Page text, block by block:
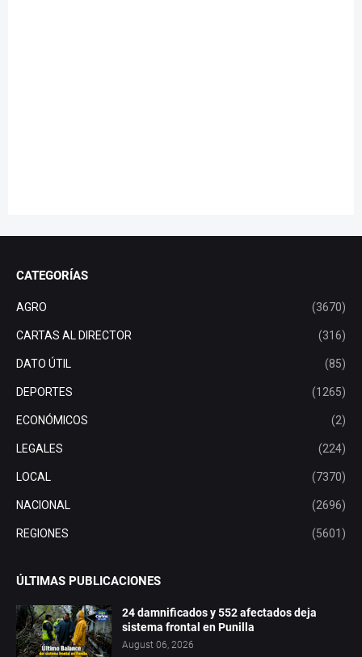
CATEGORÍAS
AGRO (3670)
CARTAS AL DIRECTOR (316)
DATO ÚTIL (85)
DEPORTES (1265)
ECONÓMICOS (2)
LEGALES (224)
LOCAL (7370)
NACIONAL (2696)
REGIONES (5601)
ÚLTIMAS PUBLICACIONES
24 damnificados y 552 afectados deja
sistema frontal en Punilla
August 06, 2026